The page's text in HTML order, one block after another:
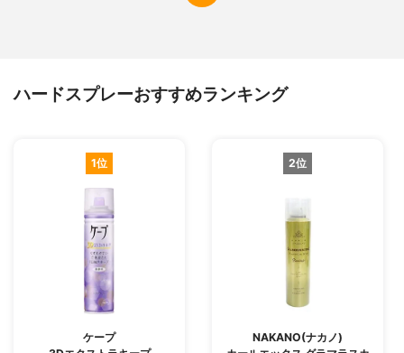
ハードスプレーおすすめランキング
1位
ケープ
2位
NAKANO(ナカノ)